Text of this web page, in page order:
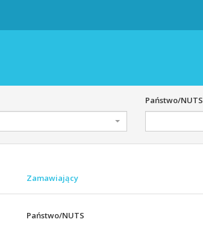
Państwo/NUTS
Zamawiający
Państwo/NUTS